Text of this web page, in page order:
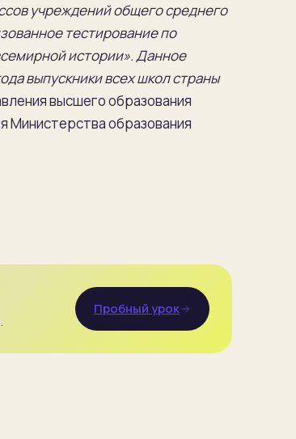
учреждений общего среднего
тестирование по
истории». Данное
выпускники всех школ страны
высшего образования
Министерства образования
Пробный урок